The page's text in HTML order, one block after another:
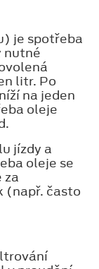
je spotřeba
nutné
litr. Po
na jeden
oleje
jízdy a
oleje se
za
(např. často